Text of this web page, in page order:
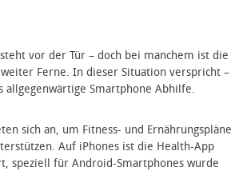
vor der Tür – doch bei manchem ist die
Ferne. In dieser Situation verspricht –
allgegenwärtige Smartphone Abhilfe.
sich an, um Fitness- und Ernährungspläne
Auf iPhones ist die Health-App
speziell für Android-Smartphones wurde